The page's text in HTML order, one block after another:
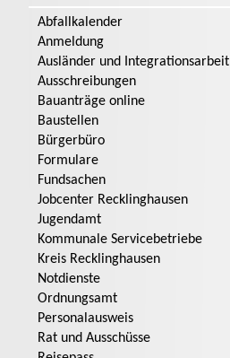
Abfallkalender
Anmeldung
Ausländer und Integrationsarbeit
Ausschreibungen
Bauanträge online
Baustellen
Bürgerbüro
Formulare
Fundsachen
Jobcenter Recklinghausen
Jugendamt
Kommunale Servicebetriebe
Kreis Recklinghausen
Notdienste
Ordnungsamt
Personalausweis
Rat und Ausschüsse